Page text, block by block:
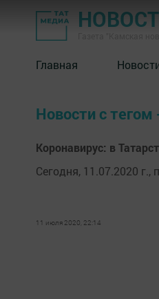
Главная
Новости с
Коронавирус: в
Сегодня, 11.07.2020
11 июля 2020, 22:14